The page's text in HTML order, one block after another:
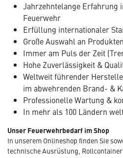
Jahrzehntelange Erfahrung
Feuerwehr
Erfüllung internationaler
Große Auswahl an
Immer am Puls der Zeit
Hohe Zuverlässigkeit &
Weltweit führender
im abwehrenden Brand- &
Professionelle Wartung &
In mehr als 100 Ländern
Unser Feuerwehrbedarf im Shop
In unserem Onlineshop finden Sie
technische Ausrüstung,